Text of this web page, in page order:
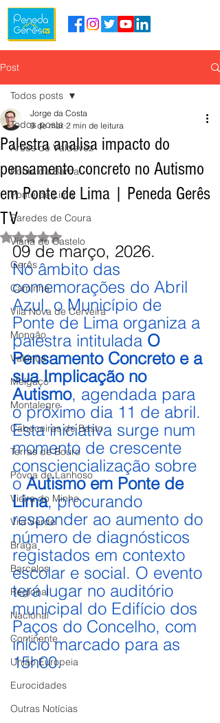
Post
Todos posts
Arcos de Valdevez
Ponte da Barca
Ponte de Lima
Paredes de Coura
Viana do Castelo
Gerês
Caminha
Vila Nova de Cerveira
Monção
Valença
Melgaço
Montalegre
Cabeceiras de Basto
Terras de Bouro
Póvoa de Lanhoso
Vieira do Minho
Vila Verde
Braga
Barcelos
Regional
Nacional
Continente
União Europeia
Eurocidades
Outras Notícias
Todos posts
Palestra analisa impacto do
pensamento concreto no Autismo
em Ponte de Lima | Peneda Gerês
TV
Jorge da Costa
9 de mar. 2 min de leitura
Avaliado com NaN de 5 estrelas.
09 de março, 2026.
No âmbito das
comemorações do Abril
Azul, o Município de
Ponte de Lima organiza a
palestra intitulada O
Pensamento Concreto e a
sua Implicação no
Autismo, agendada para
o próximo dia 11 de abril.
Esta iniciativa surge num
momento de crescente
consciencialização sobre
o Autismo em Ponte de
Lima, procurando
responder ao aumento do
número de diagnósticos
registados em contexto
escolar e social. O evento
terá lugar no auditório
municipal do Edifício dos
Paços do Concelho, com
início marcado para as
15h00.